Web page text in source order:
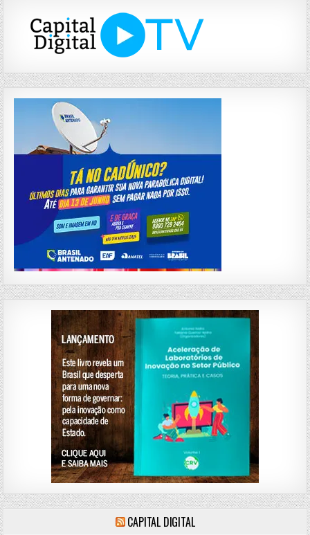
CAPITAL DIGITAL